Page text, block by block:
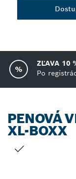
ZĽAVA 10
Po
PENOVÁ
XL-BOXX